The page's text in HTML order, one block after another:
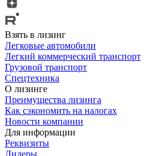
Взять в лизинг
Легковые автомобили
Легкий коммерческий транспорт
Грузовой транспорт
Спецтехника
О лизинге
Преимущества лизинга
Как сэкономить на налогах
Новости компании
Для информации
Реквизиты